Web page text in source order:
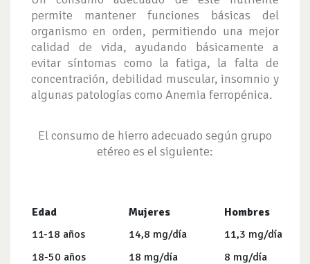
permite mantener funciones básicas del
organismo en orden, permitiendo una mejor
calidad de vida, ayudando básicamente a
evitar síntomas como la fatiga, la falta de
concentración, debilidad muscular, insomnio y
algunas patologías como Anemia ferropénica.
El consumo de hierro adecuado según grupo
etéreo es el siguiente:
Edad Mujeres
Hombres
11-18 años
14,8 mg/día
11,3 mg/día
18-50 años
18 mg/día 8 mg/día